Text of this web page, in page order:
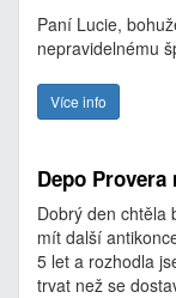
Paní Lucie,
nepravidelnému
Více info
Depo
Dobrý den chtěla
mít další
5 let a rozhodla
trvat než se